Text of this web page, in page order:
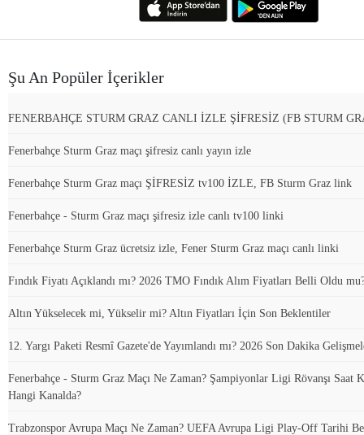
Şu An Popüler İçerikler
FENERBAHÇE STURM GRAZ CANLI İZLE ŞİFRESİZ (FB STURM
Fenerbahçe Sturm Graz maçı şifresiz canlı yayın izle
Fenerbahçe Sturm Graz maçı ŞİFRESİZ tv100 İZLE, FB Sturm Graz link
Fenerbahçe - Sturm Graz maçı şifresiz izle canlı tv100 linki
Fenerbahçe Sturm Graz ücretsiz izle, Fener Sturm Graz maçı canlı linki
Fındık Fiyatı Açıklandı mı? 2026 TMO Fındık Alım Fiyatları Belli Oldu
Altın Yükselecek mi, Yükselir mi? Altın Fiyatları İçin Son Beklentiler
12. Yargı Paketi Resmî Gazete'de Yayımlandı mı? 2026 Son Dakika
Fenerbahçe - Sturm Graz Maçı Ne Zaman? Şampiyonlar Ligi Rövanşı Saat
Hangi Kanalda?
Trabzonspor Avrupa Maçı Ne Zaman? UEFA Avrupa Ligi Play-Off Tarihi